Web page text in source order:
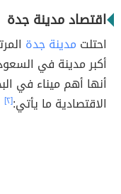
اقتصاد مدينة جدة
احتلت مدينة جدة
أكبر مدينة في
أنها أهم ميناء في
الاقتصادية ما يأتي:[٢]